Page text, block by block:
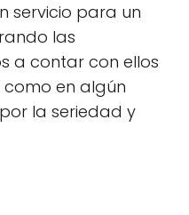
servicio para un
las
a contar con ellos
en algún
la seriedad y